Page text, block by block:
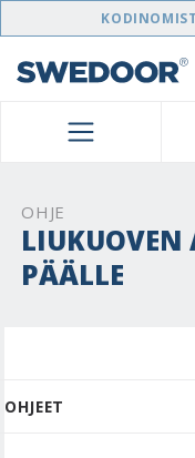
SWEDOOR
OHJE
LIUKUOVEN
PÄÄLLE
OHJEET